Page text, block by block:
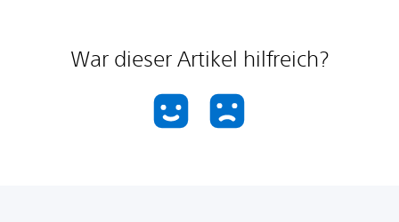
War dieser Artikel hilfreich?